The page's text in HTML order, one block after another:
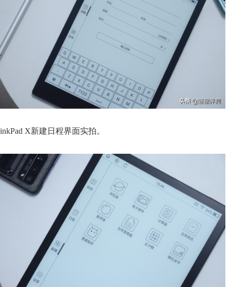
inkPad X新建日程界面实拍。